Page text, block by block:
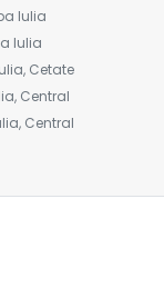
Iulia
Iulia
Cetate
Central
Central